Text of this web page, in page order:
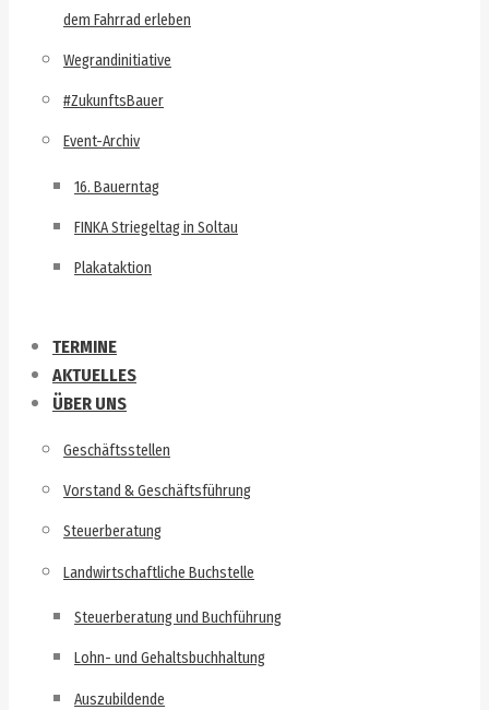
dem Fahrrad erleben
Wegrandinitiative
#ZukunftsBauer
Event-Archiv
16. Bauerntag
FINKA Striegeltag in Soltau
Plakataktion
TERMINE
AKTUELLES
ÜBER UNS
Geschäftsstellen
Vorstand & Geschäftsführung
Steuerberatung
Landwirtschaftliche Buchstelle
Steuerberatung und Buchführung
Lohn- und Gehaltsbuchhaltung
Auszubildende